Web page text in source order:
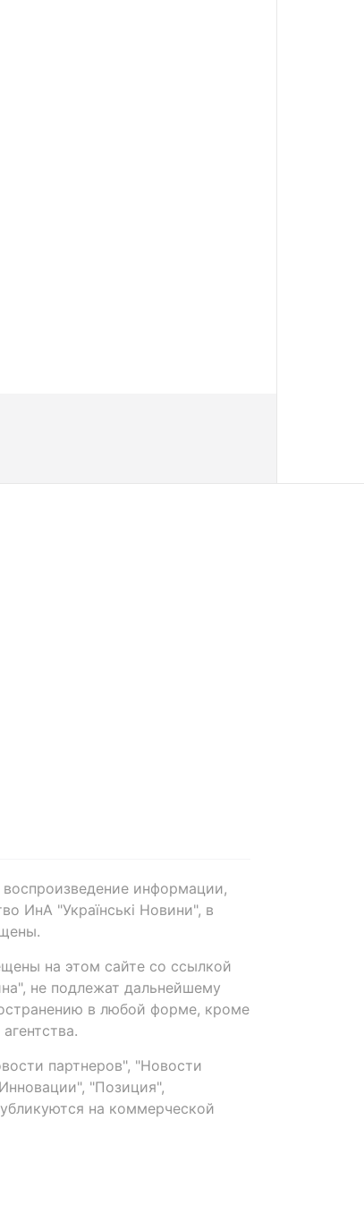
информации,
ИнА "Українські Новини", в
на этом сайте со ссылкой
не подлежат дальнейшему
в любой форме, кроме
партнеров", "Новости
"Позиция",
на коммерческой